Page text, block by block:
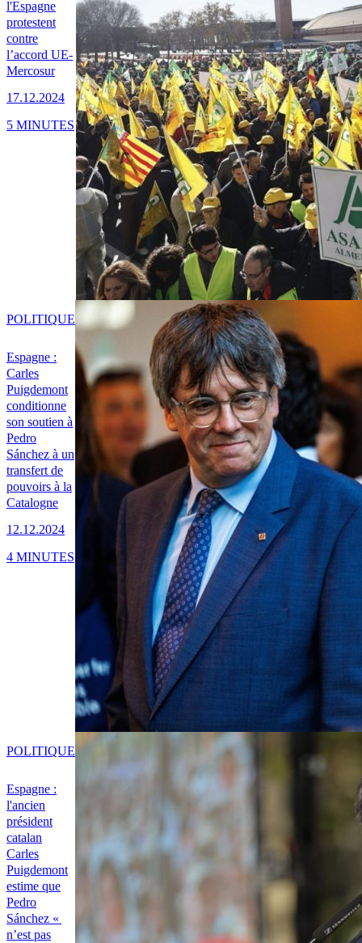
l'Espagne
protestent
contre
l’accord UE-
Mercosur
17.12.2024
5 MINUTES
Espagne :
Carles
Puigdemont
conditionne
son soutien à
Pedro
Sánchez à un
transfert de
pouvoirs à la
Catalogne
12.12.2024
POLITIQUE
4 MINUTES
Espagne :
l'ancien
président
catalan
Carles
Puigdemont
estime que
Pedro
Sánchez «
n’est pas
POLITIQUE